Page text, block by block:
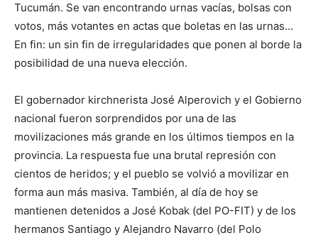
Tucumán. Se van encontrando urnas vacías, bolsas con
votos, más votantes en actas que boletas en las urnas…
En fin: un sin fin de irregularidades que ponen al borde la
posibilidad de una nueva elección.
El gobernador kirchnerista José Alperovich y el Gobierno
nacional fueron sorprendidos por una de las
movilizaciones más grande en los últimos tiempos en la
provincia. La respuesta fue una brutal represión con
cientos de heridos; y el pueblo se volvió a movilizar en
forma aun más masiva. También, al día de hoy se
mantienen detenidos a José Kobak (del PO-FIT) y de los
hermanos Santiago y Alejandro Navarro (del Polo